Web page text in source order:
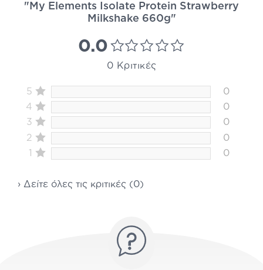
"My Elements Isolate Protein Strawberry
Milkshake 660g"
0.0
0 Κριτικές
5
0
4
0
3
0
2
0
1
0
› Δείτε όλες τις κριτικές (0)